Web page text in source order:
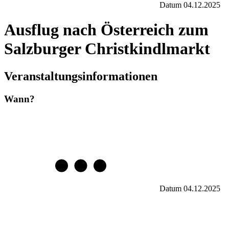
Datum 04.12.2025
Ausflug nach Österreich zum
Salzburger Christkindlmarkt
Veranstaltungsinformationen
Wann?
Datum 04.12.2025